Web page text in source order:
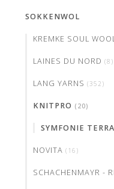
SOKKENWOL
KREMKE SOUL
LAINES DU NORD (8)
LANG YARNS (352)
KNITPRO (20)
SYMFONIE TERRA
NOVITA (16)
SCHACHENMAYR -